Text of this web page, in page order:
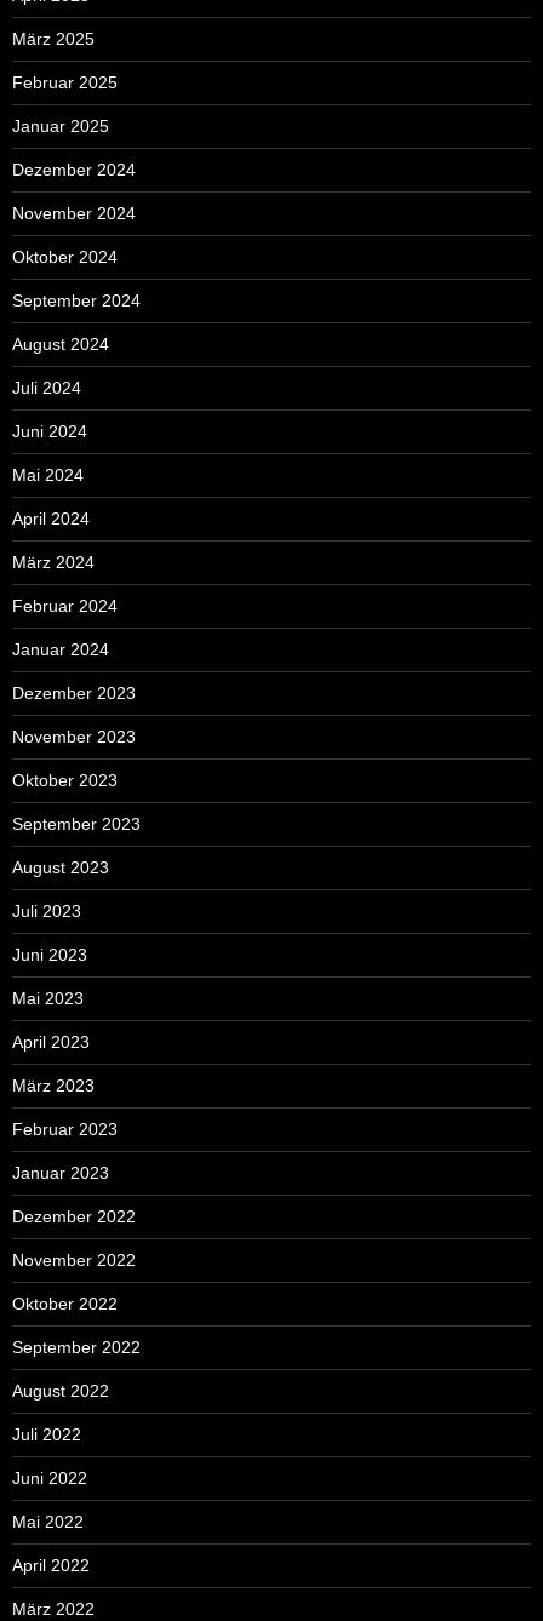
März 2025
Februar 2025
Januar 2025
Dezember 2024
November 2024
Oktober 2024
September 2024
August 2024
Juli 2024
Juni 2024
Mai 2024
April 2024
März 2024
Februar 2024
Januar 2024
Dezember 2023
November 2023
Oktober 2023
September 2023
August 2023
Juli 2023
Juni 2023
Mai 2023
April 2023
März 2023
Februar 2023
Januar 2023
Dezember 2022
November 2022
Oktober 2022
September 2022
August 2022
Juli 2022
Juni 2022
Mai 2022
April 2022
März 2022